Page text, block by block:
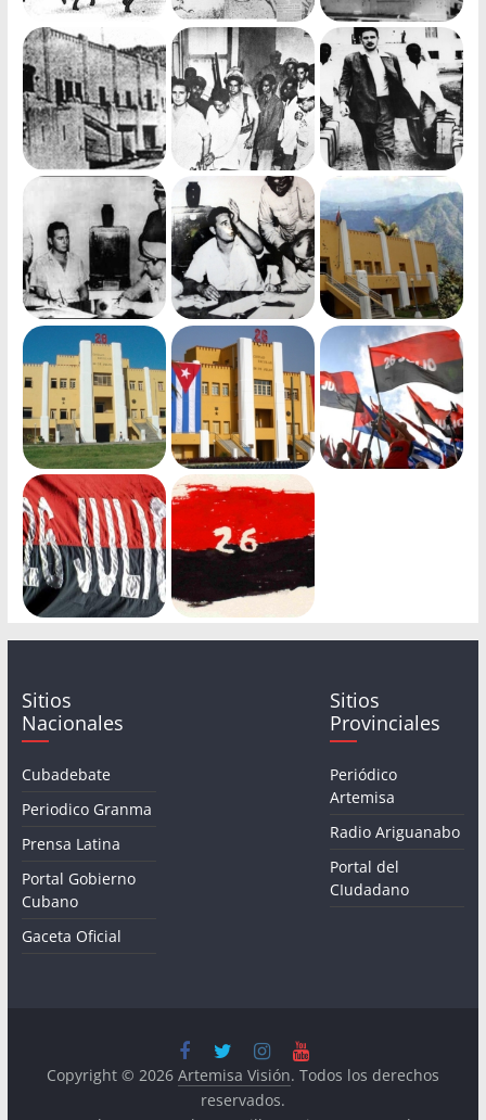
Sitios
Nacionales
Cubadebate
Periodico Granma
Prensa Latina
Portal Gobierno
Cubano
Gaceta Oficial
Sitios
Provinciales
Periódico
Artemisa
Radio Ariguanabo
Portal del
CIudadano
Copyright © 2026 Artemisa Visión. Todos los derechos
reservados.